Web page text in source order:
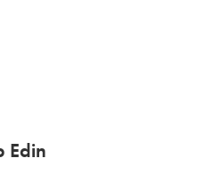
Edin